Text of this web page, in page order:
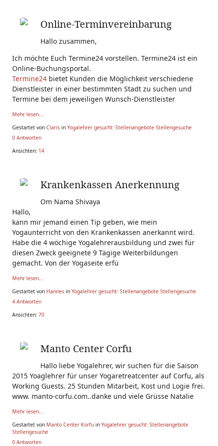
Online-Terminvereinbarung
Hallo zusammen,
Ich möchte Euch Termine24 vorstellen. Termine24 ist ein
Online-Buchungsportal.
Termine24 bietet Kunden die Möglichkeit verschiedene
Dienstleister in einer bestimmten Stadt zu suchen und
Termine bei dem jeweiligen Wunsch-Dienstleister
Mehr lesen...
Gestartet von Claris in Yogalehrer gesucht: Stellenangebote Stellengesuche
0 Antworten
Ansichten: 14
Krankenkassen Anerkennung
Om Nama Shivaya
Hallo,
kann mir jemand einen Tip geben, wie mein
Yogaunterricht von den Krankenkassen anerkannt wird.
Habe die 4 wöchige Yogalehrerausbildung und zwei für
diesen Zweck geeignete 9 Tägige Weiterbildungen
gemacht. Von der Yogaseite erfü
Mehr lesen...
Gestartet von Hannes in Yogalehrer gesucht: Stellenangebote Stellengesuche
4 Antworten
Ansichten: 70
Manto Center Corfu
Hallo liebe Yogalehrer, wir suchen für die Saison
2015 Yoaglehrer für unser Yogaretreatcenter auf Corfu, als
Working Guests. 25 Stunden Mitarbeit, Kost und Logie frei.
www. manto-corfu.com..danke und viele Grüsse Natalie
Mehr lesen...
Gestartet von Manto Center Korfu in Yogalehrer gesucht: Stellenangebote
Stellengesuche
0 Antworten